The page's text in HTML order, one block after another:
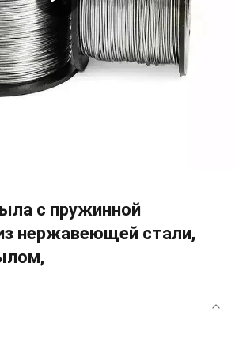
с пружинной
нержавеющей стали,